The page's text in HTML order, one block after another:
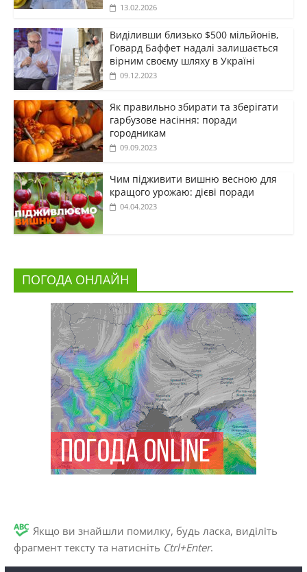
13.02.2026
Виділивши близько $500 мільйонів,
Говард Баффет надалі залишається
вірним своєму шляху в Україні
09.12.2023
Як правильно збирати та зберігати
гарбузове насіння: поради
городникам
09.09.2023
Чим підживити вишню весною для
кращого урожаю: дієві поради
04.04.2023
ПОГОДА ОНЛАЙН
Якщо ви знайшли помилку, будь ласка, виділіть
фрагмент тексту та натисніть Ctrl+Enter.